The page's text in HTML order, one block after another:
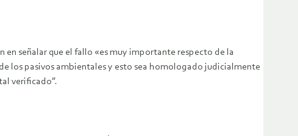
señalar que el fallo «es muy importante respecto de la
los pasivos ambientales y esto sea homologado judicialmente
verificado”.